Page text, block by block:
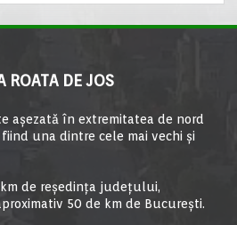
ROATA DE JOS
aşezată în extremitatea de nord
una dintre cele mai vechi şi
de reşedinţa judeţului,
50 de km de Bucureşti.